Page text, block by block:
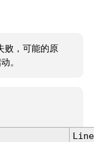
败，可能的原
。
Line